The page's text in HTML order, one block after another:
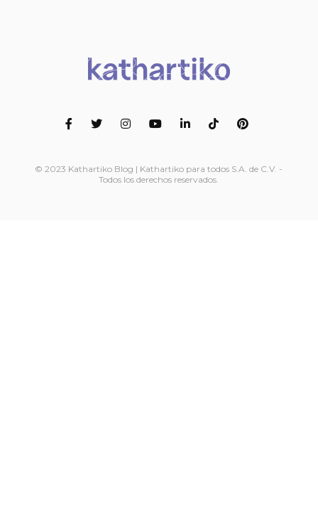
© 2023 Kathartiko Blog | Kathartiko para todos S.A. de C.V. -
Todos los derechos reservados.